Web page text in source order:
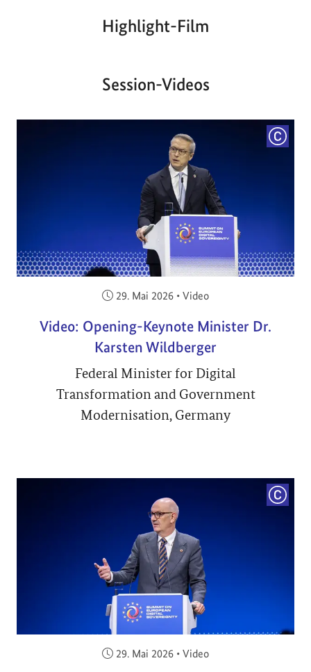
Highlight-Film
Aktueller
00:00| 00:00
Session-Videos
Veröffentlicht am:
29. Mai 2026 • Video
Video: Opening-Keynote Minister Dr.
Karsten Wildberger
Federal Minister for Digital
Transformation and Government
Modernisation, Germany
Veröffentlicht am:
29. Mai 2026 • Video